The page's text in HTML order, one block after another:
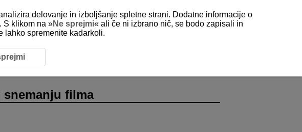
filma
delovanje in izboljšanje spletne strani. Dodatne informacije o
S klikom na »Ne sprejmi« ali če ni izbrano nič, se bodo zapisali in
lahko spremenite kadarkoli.